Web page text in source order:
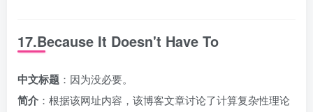
17.Because It Doesn't Have To
中文标题 ：因为没必要。
简介 ：根据该网址内容，该博客文章讨论了计算复杂性理论